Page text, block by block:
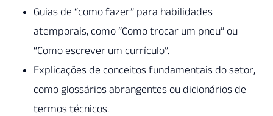
Guias de “como fazer” para habilidades
atemporais, como “Como trocar um pneu” ou
“Como escrever um currículo”.
Explicações de conceitos fundamentais do setor,
como glossários abrangentes ou dicionários de
termos técnicos.